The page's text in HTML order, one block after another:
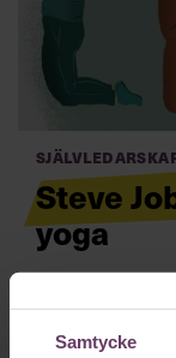
Samtycke
Villkor och
Steve
yoga
Berättelsen om
närmaste